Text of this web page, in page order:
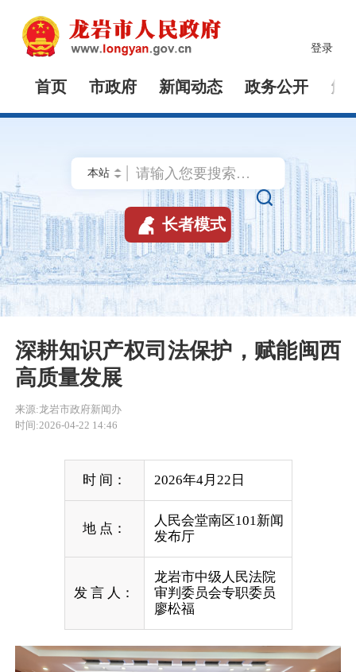
登录
首页 市政府 新闻动态 政务公开 解

 长者模式
深耕知识产权司法保护，赋能闽西
高质量发展
来源:龙岩市政府新闻办
时间:2026-04-22 14:46
时 间： 2026年4月22日
地 点：
人民会堂南区101新闻
发布厅
发 言 人：
龙岩市中级人民法院
审判委员会专职委员
廖松福